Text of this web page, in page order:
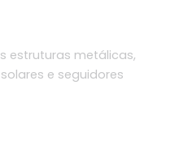
estruturas metálicas,
e seguidores